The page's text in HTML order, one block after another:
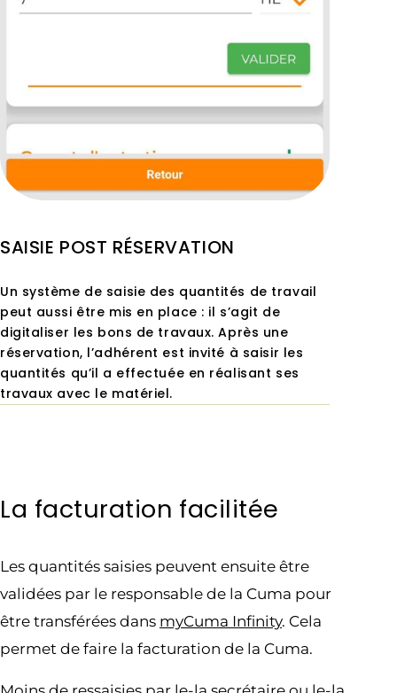
SAISIE POST RÉSERVATION
Un système de saisie des quantités de travail
peut aussi être mis en place : il s’agit de
digitaliser les bons de travaux. Après une
réservation, l’adhérent est invité à saisir les
quantités qu’il a effectuée en réalisant ses
travaux avec le matériel.
La facturation facilitée
Les quantités saisies peuvent ensuite être
validées par le responsable de la Cuma pour
être transférées dans myCuma Infinity. Cela
permet de faire la facturation de la Cuma.